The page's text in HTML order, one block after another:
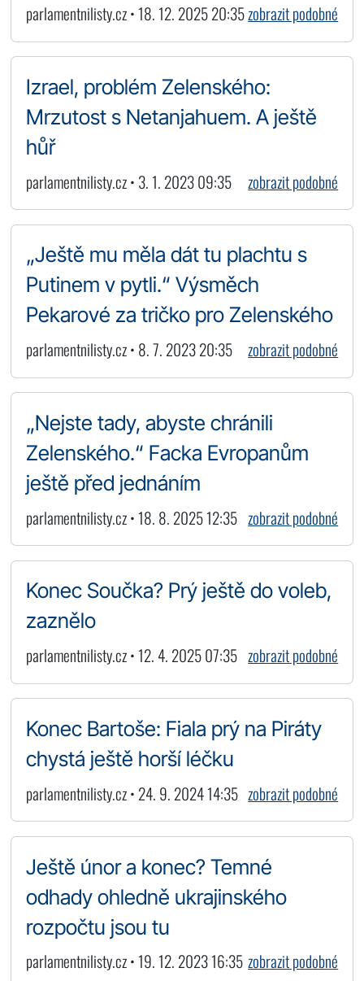
parlamentnilisty.cz • 18. 12. 2025 20:35zobrazit podobné
Izrael, problém Zelenského:
Mrzutost s Netanjahuem. A ještě
hůř
parlamentnilisty.cz • 3. 1. 2023 09:35 zobrazit podobné
„Ještě mu měla dát tu plachtu s
Putinem v pytli.“ Výsměch
Pekarové za tričko pro Zelenského
parlamentnilisty.cz • 8. 7. 2023 20:35 zobrazit podobné
„Nejste tady, abyste chránili
Zelenského.“ Facka Evropanům
ještě před jednáním
parlamentnilisty.cz • 18. 8. 2025 12:35 zobrazit podobné
Konec Součka? Prý ještě do voleb,
zaznělo
parlamentnilisty.cz • 12. 4. 2025 07:35 zobrazit podobné
Konec Bartoše: Fiala prý na Piráty
chystá ještě horší léčku
parlamentnilisty.cz • 24. 9. 2024 14:35 zobrazit podobné
Ještě únor a konec? Temné
odhady ohledně ukrajinského
rozpočtu jsou tu
parlamentnilisty.cz • 19. 12. 2023 16:35 zobrazit podobné